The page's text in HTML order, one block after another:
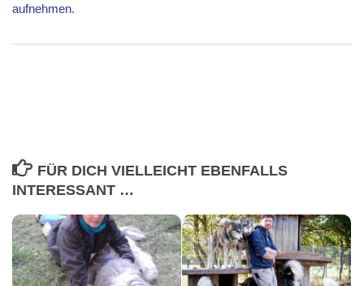
aufnehmen.
FÜR DICH VIELLEICHT EBENFALLS
INTERESSANT …